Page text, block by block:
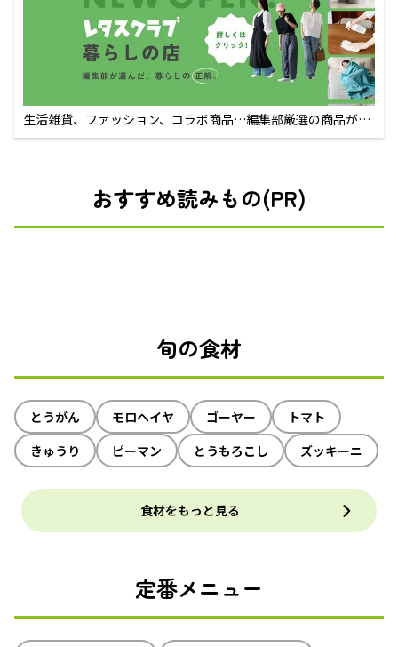
生活雑貨、ファッション、コラボ商品…編集部厳選の商品が買
えるECサイト
おすすめ読みもの(PR)
旬の食材
とうがん モロヘイヤ ゴーヤー
トマト
きゅうり
ピーマン とうもろこし ズッキーニ
食材をもっと見る
定番メニュー